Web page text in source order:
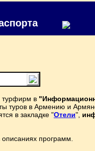
турфирм в
туров в Армению и
в закладке "Отели",
описаниях программ.